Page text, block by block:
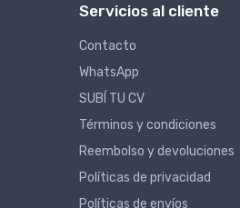
Servicios al cliente
Contacto
WhatsApp
SUBÍ TU CV
Términos y condiciones
Reembolso y devoluciones
Políticas de privacidad
Políticas de envíos